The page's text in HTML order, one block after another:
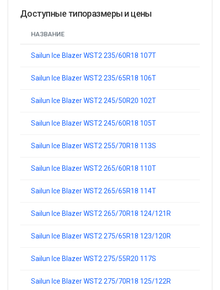
Доступные типоразмеры и цены
НАЗВАНИЕ
Sailun Ice Blazer WST2 235/60R18 107T
Sailun Ice Blazer WST2 235/65R18 106T
Sailun Ice Blazer WST2 245/50R20 102T
Sailun Ice Blazer WST2 245/60R18 105T
Sailun Ice Blazer WST2 255/70R18 113S
Sailun Ice Blazer WST2 265/60R18 110T
Sailun Ice Blazer WST2 265/65R18 114T
Sailun Ice Blazer WST2 265/70R18 124/121R
Sailun Ice Blazer WST2 275/65R18 123/120R
Sailun Ice Blazer WST2 275/55R20 117S
Sailun Ice Blazer WST2 275/70R18 125/122R